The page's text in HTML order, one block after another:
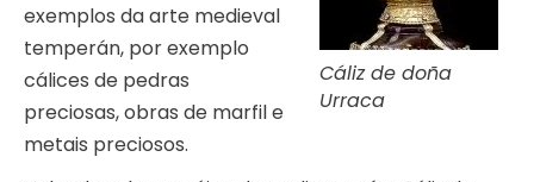
Cáliz de doña
Urraca
exemplos da arte medieval
temperán, por exemplo
cálices de pedras
preciosas, obras de marfil e
metais preciosos.